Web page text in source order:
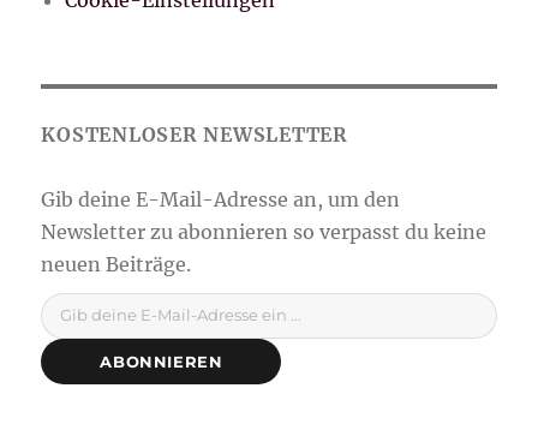
Gib deine E-Mail-Adresse ein ...
ABONNIEREN